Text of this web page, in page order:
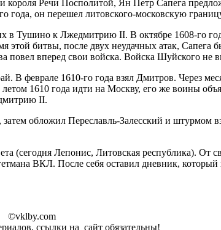
короля Речи Посполитой, Ян Петр Сапега
года, он перешел литовского-московскую
Тушино к Лжедмитрию II. В октябре 1608-го
битвы, после двух неудачных атак, Сапега
повел вперед свои войска. Войска Шуйского не
феврале 1610-го года взял Дмитров. Через
1610 года идти на Москву, его же воины
II.
обложил Переславль-Залесский и штурмом
(сегодня Лепонис, Литовская республика).
ВКЛ. После себя оставил дневник, который
©vklby.com
ссылки на сайт обязательны!